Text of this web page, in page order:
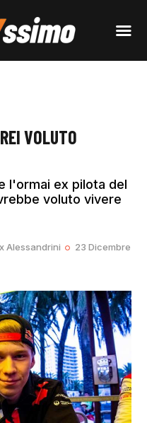
VOLUTO
l'ormai ex pilota del
voluto vivere
Alessandrini
23 Dicembre